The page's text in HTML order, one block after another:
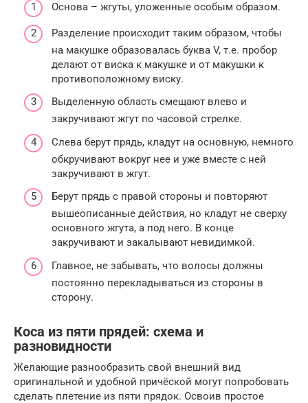
Основа – жгуты, уложенные особым образом.
Разделение происходит таким образом, чтобы
на макушке образовалась буква V, т.е. пробор
делают от виска к макушке и от макушки к
противоположному виску.
Выделенную область смещают влево и
закручивают жгут по часовой стрелке.
Слева берут прядь, кладут на основную, немного
обкручивают вокруг нее и уже вместе с ней
закручивают в жгут.
Берут прядь с правой стороны и повторяют
вышеописанные действия, но кладут не сверху
основного жгута, а под него. В конце
закручивают и закалывают невидимкой.
Главное, не забывать, что волосы должны
постоянно перекладываться из стороны в
сторону.
Коса из пяти прядей: схема и
разновидности
Желающие разнообразить свой внешний вид
оригинальной и удобной причёской могут попробовать
сделать плетение из пяти прядок. Освоив простое